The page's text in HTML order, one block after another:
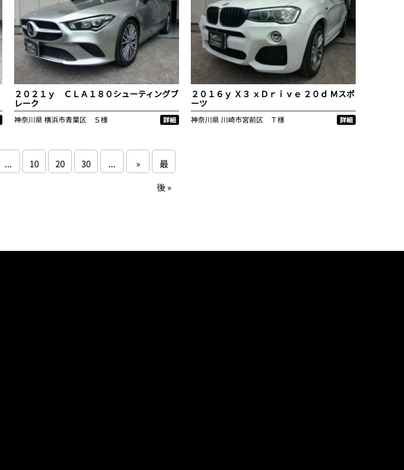
２０２１ｙ ＣＬＡ１８０シューティングブ
レーク
神奈川県横浜市青葉区 Ｓ様 詳細
２０１６ｙ Ｘ３ ｘＤｒｉｖｅ ２０ｄ Ｍスポ
ーツ
神奈川県 川崎市宮前区 Ｔ様 詳細
... 10 20 30 ... »
最
後 »